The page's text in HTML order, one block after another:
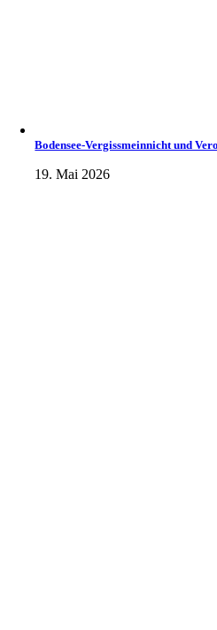
Bodensee-Vergissmeinnicht und
19. Mai 2026